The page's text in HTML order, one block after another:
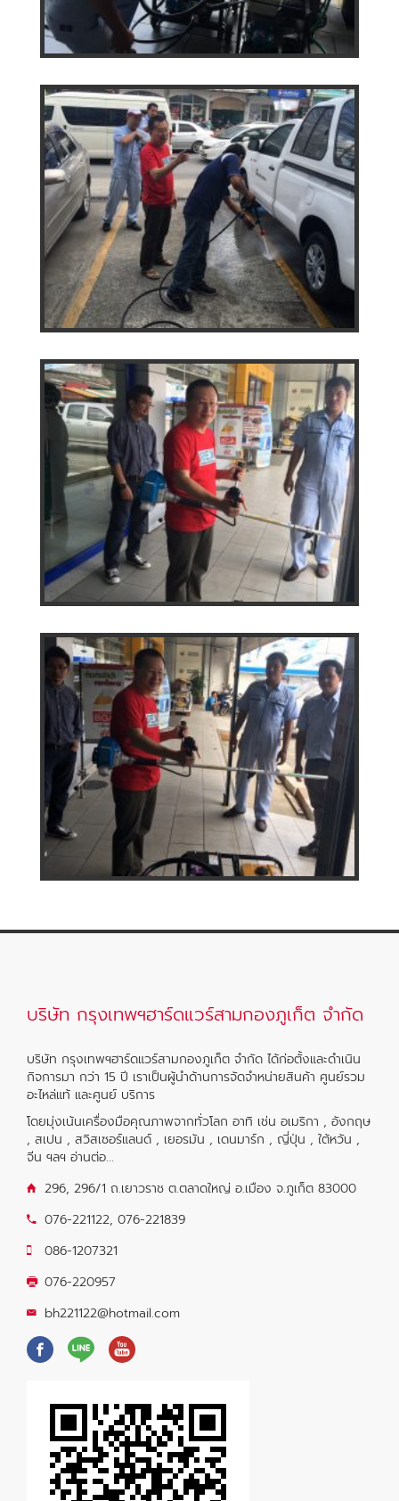
บริษัท กรุงเทพฯฮาร์ดแวร์สามกองภูเก็ต จำกัด
บริษัท กรุงเทพฯฮาร์ดแวร์สามกองภูเก็ต จำกัด ได้ก่อตั้งและดำเนิน
กิจการมา กว่า 15 ปี เราเป็นผู้นำด้านการจัดจำหน่ายสินค้า ศูนย์รวม
อะไหล่แท้ และศูนย์ บริการ
โดยมุ่งเน้นเครื่องมือคุณภาพจากทั่วโลก อาทิ เช่น อเมริกา , อังกฤษ
, สเปน , สวิสเซอร์แลนด์ , เยอรมัน , เดนมาร์ก , ญี่ปุ่น , ใต้หวัน ,
จีน ฯลฯ อ่านต่อ...
296, 296/1 ถ.เยาวราช ต.ตลาดใหญ่ อ.เมือง จ.ภูเก็ต 83000
076-221122, 076-221839
086-1207321
076-220957
bh221122@hotmail.com